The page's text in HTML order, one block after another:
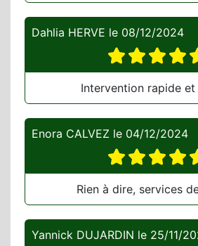
Dahlia HERVE le 08/12/2024
Intervention rapide et
Enora CALVEZ le 04/12/2024
Rien à dire, services
Yannick DUJARDIN le 25/11/